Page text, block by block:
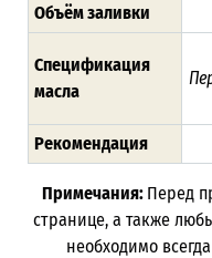
Объём заливки
Спецификация
масла
Рекомендация
Примечания: Перед
странице, а также
необходимо